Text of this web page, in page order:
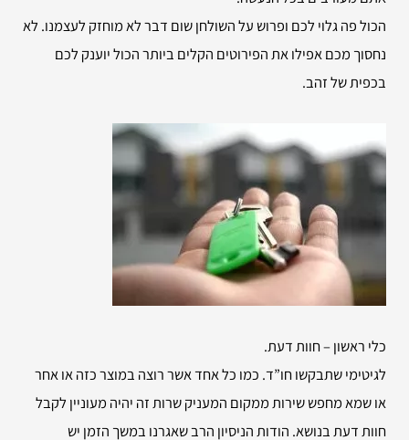
הכול פה גלוי לכם ופרוש על השולחן שום דבר לא מוחזק לעצמנו. לא
נחסוך מכם אפילו את הפירוטים הקלים ביותר הכול יוענק לכם
בכפית של זהב.
כלי ראשון – חוות דעת.
לגיטימי שתבקשו חו”ד. כמו כל אחד אשר רוצה במוצר כזה או אחר
או שמא מחפש שירות ממקום המעניק שרות זה יהיה מעוניין לקבל
חוות דעת בנושא. הודות הניסיון הרב שאגרנו במשך הזמן יש